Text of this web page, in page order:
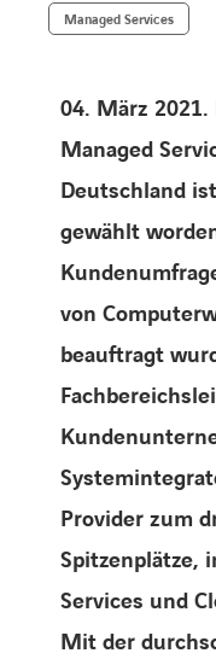
Kontakt
Managed Services
04. März
Managed
Deutschland
gewählt
von
beauftragt
Provider zum
Spitzenplätze,
Services und
Mit der